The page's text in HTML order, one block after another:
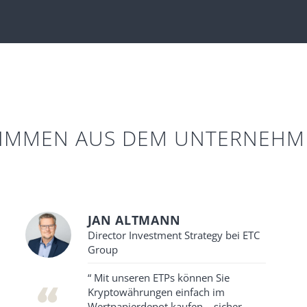
AUS DEM
JAN ALTMANN
Director Investment Strategy bei ETC
Group
“ Mit unseren ETPs können Sie
Kryptowährungen einfach im